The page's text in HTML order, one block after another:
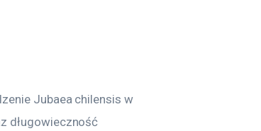
Jubaea chilensis w
długowieczność